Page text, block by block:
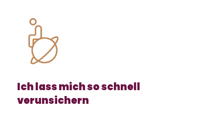
Ich lass mich so schnell
verunsichern